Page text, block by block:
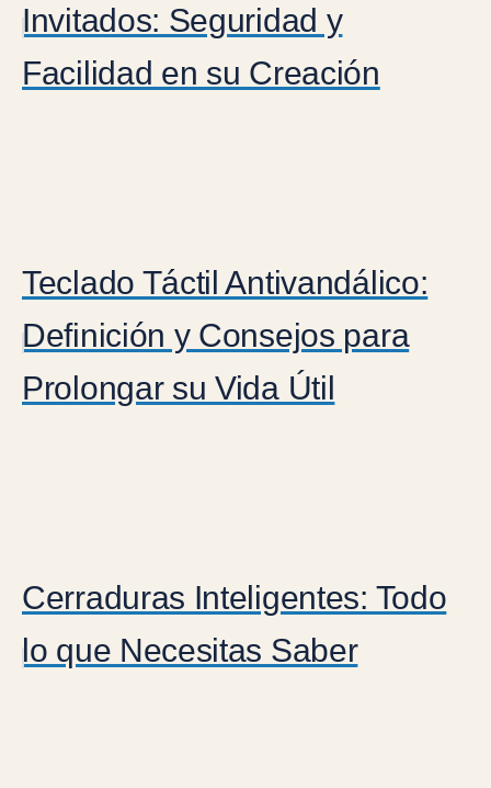
Invitados: Seguridad y
Facilidad en su Creación
Teclado Táctil Antivandálico:
Definición y Consejos para
Prolongar su Vida Útil
Cerraduras Inteligentes: Todo
lo que Necesitas Saber